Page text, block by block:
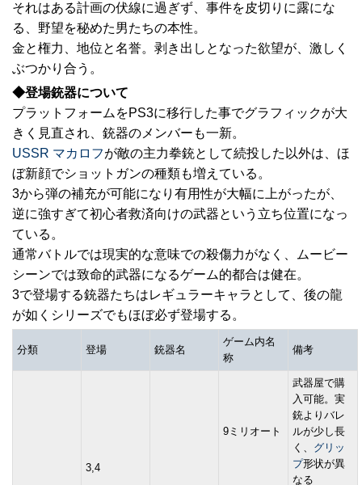
それはある計画の伏線に過ぎず、事件を皮切りに露にな
る、野望を秘めた男たちの本性。
金と権力、地位と名誉。剥き出しとなった欲望が、激しく
ぶつかり合う。
◆登場銃器について
プラットフォームをPS3に移行した事でグラフィックが大
きく見直され、銃器のメンバーも一新。
USSR マカロフが敵の主力拳銃として続投した以外は、ほ
ぼ新顔でショットガンの種類も増えている。
3から弾の補充が可能になり有用性が大幅に上がったが、
逆に強すぎて初心者救済向けの武器という立ち位置になっ
ている。
通常バトルでは現実的な意味での殺傷力がなく、ムービー
シーンでは致命的武器になるゲーム的都合は健在。
3で登場する銃器たちはレギュラーキャラとして、後の龍
が如くシリーズでもほぼ必ず登場する。
分類 登場 銃器名
ゲーム内名
称
備考
3,4
9ミリオート
武器屋で購
入可能。実
銃よりバレ
ルが少し長
く、 グリッ
プ形状が異
なる